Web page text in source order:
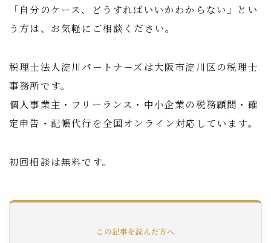
「自分のケース、どうすればいいかわからない」とい
う方は、お気軽にご相談ください。
税理士法人淀川パートナーズは大阪市淀川区の税理士
事務所です。
個人事業主・フリーランス・中小企業の税務顧問・確
定申告・記帳代行を全国オンライン対応しています。
初回相談は無料です。
この記事を読んだ方へ